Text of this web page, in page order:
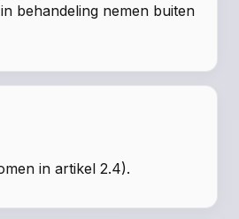
behandeling nemen buiten
in artikel 2.4).